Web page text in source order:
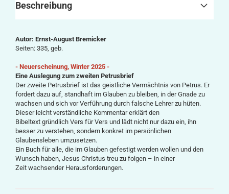
Beschreibung
Autor: Ernst-August Bremicker
Seiten: 335, geb.
- Neuerscheinung, Winter 2025 -
Eine Auslegung zum zweiten Petrusbrief
Der zweite Petrusbrief ist das geistliche Vermächtnis von Petrus. Er
fordert dazu auf, standhaft im Glauben zu bleiben, in der Gnade zu
wachsen und sich vor Verführung durch falsche Lehrer zu hüten.
Dieser leicht verständliche Kommentar erklärt den
Bibeltext gründlich Vers für Vers und lädt nicht nur dazu ein, ihn
besser zu verstehen, sondern konkret im persönlichen
Glaubensleben umzusetzen.
Ein Buch für alle, die im Glauben gefestigt werden wollen und den
Wunsch haben, Jesus Christus treu zu folgen – in einer
Zeit wachsender Herausforderungen.